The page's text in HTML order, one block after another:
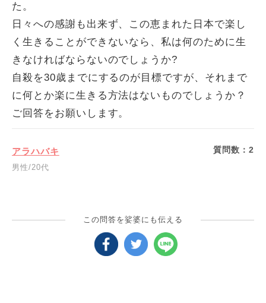
た。
日々への感謝も出来ず、この恵まれた日本で楽し
く生きることができないなら、私は何のために生
きなければならないのでしょうか?
自殺を30歳までにするのが目標ですが、それまで
に何とか楽に生きる方法はないものでしょうか？
ご回答をお願いします。
アラハバキ
男性/20代
質問数：2
この問答を娑婆にも伝える